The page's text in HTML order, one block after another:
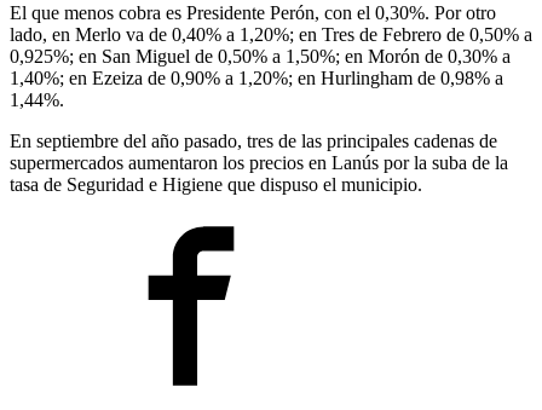
El que menos cobra es Presidente Perón, con el 0,30%. Por otro
lado, en Merlo va de 0,40% a 1,20%; en Tres de Febrero de 0,50% a
0,925%; en San Miguel de 0,50% a 1,50%; en Morón de 0,30% a
1,40%; en Ezeiza de 0,90% a 1,20%; en Hurlingham de 0,98% a
1,44%.
En septiembre del año pasado, tres de las principales cadenas de
supermercados aumentaron los precios en Lanús por la suba de la
tasa de Seguridad e Higiene que dispuso el municipio.